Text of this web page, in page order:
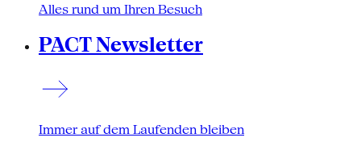
Alles rund um Ihren Besuch
PACT Newsletter
Immer auf dem Laufenden bleiben